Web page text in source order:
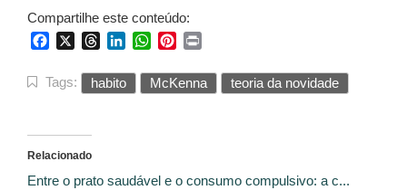
Compartilhe este conteúdo:
FacebookThreadsLinkedInWhatsApp
Pinterest
Tags: habito McKenna teoria da novidade
Relacionado
Entre o prato saudável e o consumo compulsivo: a c...